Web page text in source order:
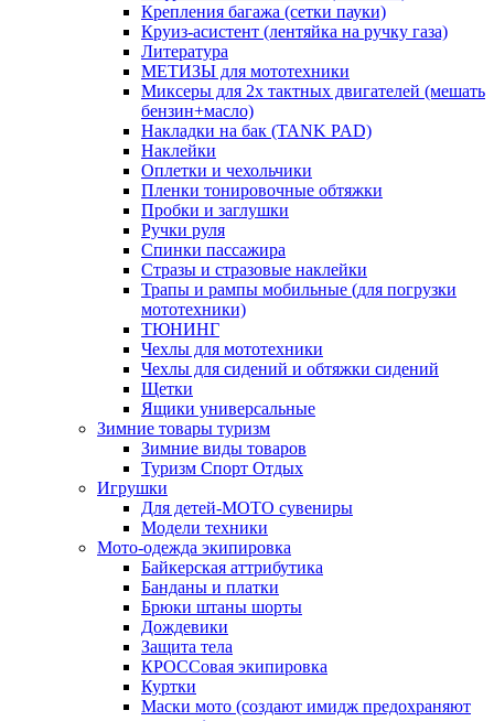
Крепления багажа (сетки пауки)
Круиз-асистент (лентяйка на ручку газа)
Литература
МЕТИЗЫ для мототехники
Миксеры для 2х тактных двигателей (мешать
бензин+масло)
Накладки на бак (TANK PAD)
Наклейки
Оплетки и чехольчики
Пленки тонировочные обтяжки
Пробки и заглушки
Ручки руля
Спинки пассажира
Стразы и стразовые наклейки
Трапы и рампы мобильные (для погрузки
мототехники)
ТЮНИНГ
Чехлы для мототехники
Чехлы для сидений и обтяжки сидений
Щетки
Ящики универсальные
Зимние товары туризм
Зимние виды товаров
Туризм Спорт Отдых
Игрушки
Для детей-МОТО сувениры
Модели техники
Мото-одежда экипировка
Байкерская аттрибутика
Банданы и платки
Брюки штаны шорты
Дождевики
Защита тела
КРОССовая экипировка
Куртки
Маски мото (создают имидж предохраняют